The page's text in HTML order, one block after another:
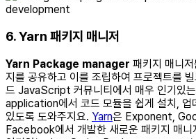
6. Yarn 패키지 매니저
Yarn Package manager 패키지 매니
지를 공유하고 이를 조립하여 프로젝트를
드 JavaScript 커뮤니티에서 매우 인기있
application에서 코드 모듈을 쉽게 설치, 업
있도록 도와주지요. Yarn은 Exponent,
Facebook에서 개발한 새로운 패키지 매니